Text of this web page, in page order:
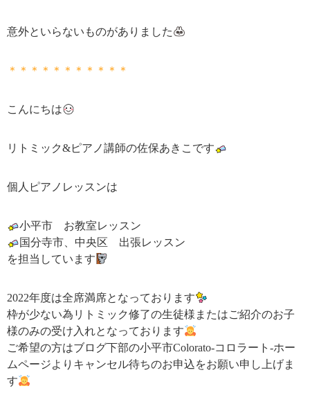
意外といらないものがありました
＊＊＊＊＊＊＊＊＊＊＊
こんにちは
リトミック&ピアノ講師の佐保あきこです
個人ピアノレッスンは
小平市 お教室レッスン
国分寺市、中央区 出張レッスン
を担当しています
2022年度は全席満席となっております
枠が少ない為リトミック修了の生徒様またはご紹介のお子
様のみの受け入れとなっております
ご希望の方はブログ下部の小平市Colorato-コロラート-ホー
ムページよりキャンセル待ちのお申込をお願い申し上げま
す